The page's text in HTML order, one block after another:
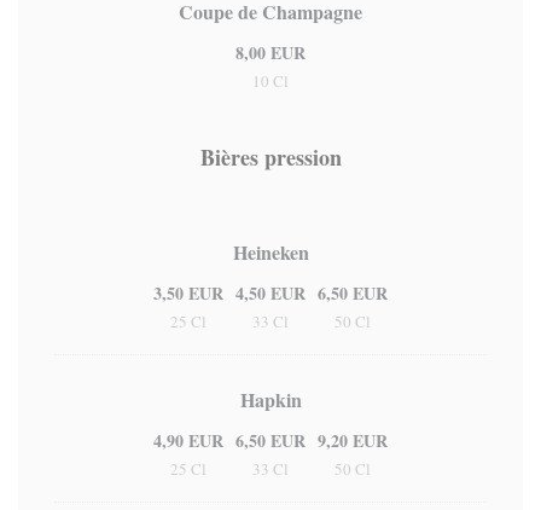
Coupe de Champagne
8,00 EUR
10 Cl
Bières pression
Heineken
3,50 EUR
25 Cl
4,50 EUR
33 Cl
6,50 EUR
50 Cl
Hapkin
4,90 EUR
25 Cl
6,50 EUR
33 Cl
9,20 EUR
50 Cl